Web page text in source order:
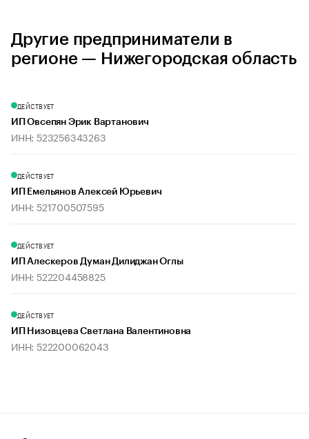
Другие предприниматели в
регионе — Нижегородская область
ДЕЙСТВУЕТ
ИП Овсепян Эрик Вартанович
ИНН: 523256343263
ДЕЙСТВУЕТ
ИП Емельянов Алексей Юрьевич
ИНН: 521700507595
ДЕЙСТВУЕТ
ИП Алескеров Думан Дилиджан Оглы
ИНН: 522204458825
ДЕЙСТВУЕТ
ИП Низовцева Светлана Валентиновна
ИНН: 522200062043